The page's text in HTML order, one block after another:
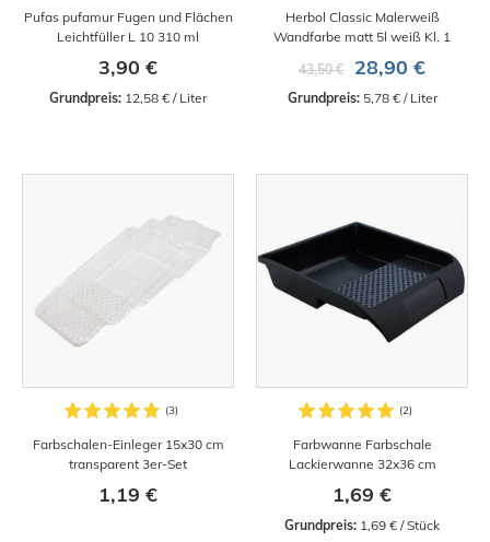
Pufas pufamur Fugen und Flächen
Leichtfüller L 10 310 ml
3,90 €
Grundpreis: 12,58 € / Liter
Herbol Classic Malerweiß
Wandfarbe matt 5l weiß Kl. 1
43,50 €
28,90 €
Grundpreis: 5,78 € / Liter
Farbschalen-Einleger 15x30 cm
transparent 3er-Set
1,19 €
Farbwanne Farbschale
Lackierwanne 32x36 cm
1,69 €
Grundpreis: 1,69 € / Stück